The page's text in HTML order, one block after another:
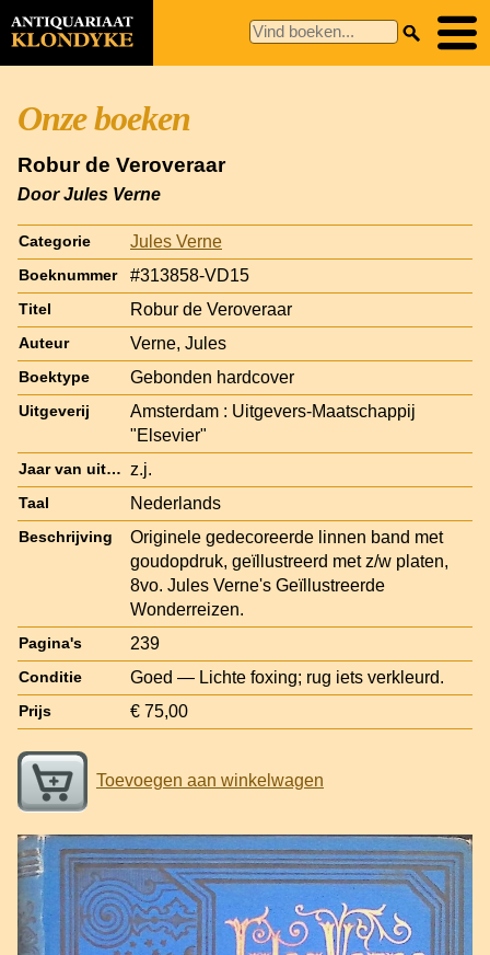
Onze boeken
Robur de Veroveraar
Door Jules Verne
Categorie Jules Verne
Boeknummer #313858-VD15
Titel Robur de Veroveraar
Auteur Verne, Jules
Boektype Gebonden hardcover
Uitgeverij
Amsterdam : Uitgevers-Maatschappij
"Elsevier"
Jaar van uitgave z.j.
Taal Nederlands
Beschrijving
Originele gedecoreerde linnen band met
goudopdruk, geïllustreerd met z/w platen,
8vo. Jules Verne's Geïllustreerde
Wonderreizen.
Pagina's 239
Conditie Goed — Lichte foxing; rug iets verkleurd.
Prijs € 75,00
Toevoegen aan winkelwagen